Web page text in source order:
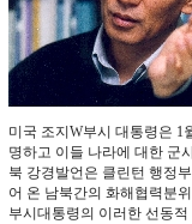
미국 조지W부시 대통령은 1
명하고 이들 나라에 대한 군
북 강경발언은 클린턴 행정
어 온 남북간의 화해협력분
부시대통령의 이러한 선동